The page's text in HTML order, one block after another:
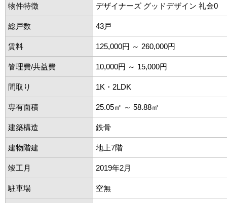
物件特徴 デザイナーズ グッドデザイン 礼金0
総戸数 43戸
賃料 125,000円 ～ 260,000円
管理費/共益費 10,000円 ～ 15,000円
間取り 1K・2LDK
専有面積 25.05㎡ ～ 58.88㎡
建築構造 鉄骨
建物階建 地上7階
竣工月 2019年2月
駐車場 空無